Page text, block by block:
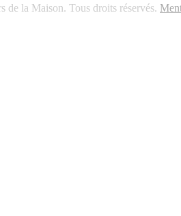
la Maison. Tous droits réservés.